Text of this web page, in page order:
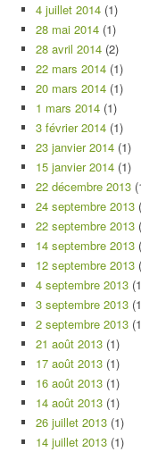
4 juillet 2014 (1)
28 mai 2014 (1)
28 avril 2014 (2)
22 mars 2014 (1)
20 mars 2014 (1)
1 mars 2014 (1)
3 février 2014 (1)
23 janvier 2014 (1)
15 janvier 2014 (1)
22 décembre 2013
24 septembre 2013
22 septembre 2013
14 septembre 2013
12 septembre 2013
4 septembre 2013
3 septembre 2013
2 septembre 2013
21 août 2013 (1)
17 août 2013 (1)
16 août 2013 (1)
14 août 2013 (1)
26 juillet 2013 (1)
14 juillet 2013 (1)